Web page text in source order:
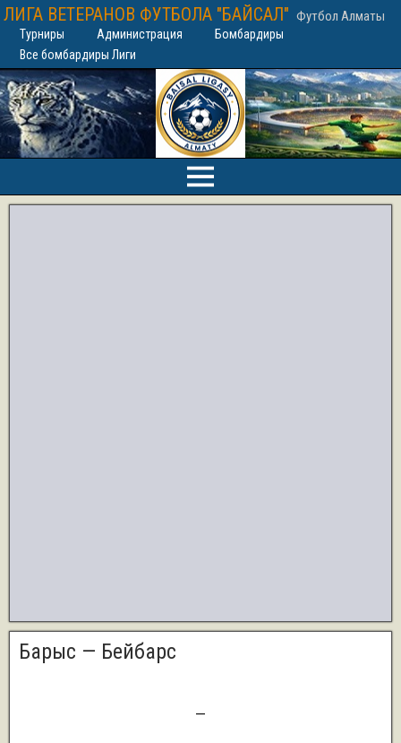
ЛИГА ВЕТЕРАНОВ ФУТБОЛА "БАЙСАЛ" Футбол Алматы
Турниры Администрация
Бомбардиры
Все бомбардиры Лиги
Барыс — Бейбарс
—